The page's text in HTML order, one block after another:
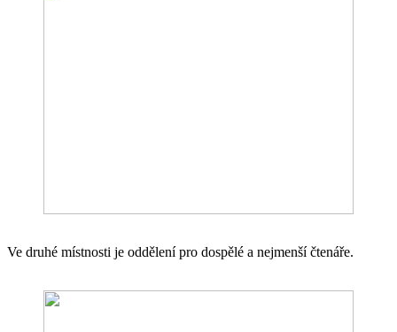
Ve druhé místnosti je oddělení pro dospělé a nejmenší čtenáře.